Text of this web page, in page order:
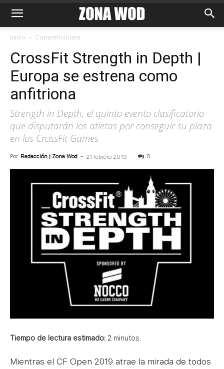
Inicio Competiciones
CrossFit Strength in Depth |
Europa se estrena como
anfitriona
Strength in Depth, el quinto evento clasificatorio
que disputarán los atletas por conseguir su plaza
en los CrossFit Games
Por Redacción | Zona Wod - 21 febrero 2019 0
Tiempo de lectura estimado: 2 minutos.
Mientras el CF Open 2019 atrae la mirada de todos